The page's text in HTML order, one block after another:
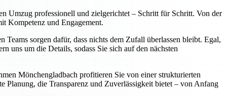
Umzug professionell und zielgerichtet – Schritt für Schritt. Von der
Kompetenz und Engagement.
sorgen dafür, dass nichts dem Zufall überlassen bleibt. Egal,
uns um die Details, sodass Sie sich auf den nächsten
Mönchengladbach profitieren Sie von einer strukturierten
Planung, die Transparenz und Zuverlässigkeit bietet – von Anfang